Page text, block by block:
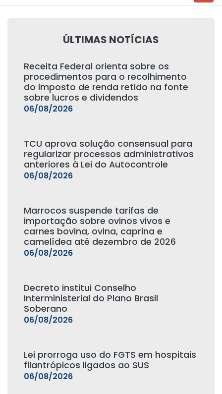
ÚLTIMAS NOTÍCIAS
Receita Federal orienta sobre os
procedimentos para o recolhimento
do imposto de renda retido na fonte
sobre lucros e dividendos
06/08/2026
TCU aprova solução consensual para
regularizar processos administrativos
anteriores à Lei do Autocontrole
06/08/2026
Marrocos suspende tarifas de
importação sobre ovinos vivos e
carnes bovina, ovina, caprina e
camelídea até dezembro de 2026
06/08/2026
Decreto institui Conselho
Interministerial do Plano Brasil
Soberano
06/08/2026
Lei prorroga uso do FGTS em hospitais
filantrópicos ligados ao SUS
06/08/2026